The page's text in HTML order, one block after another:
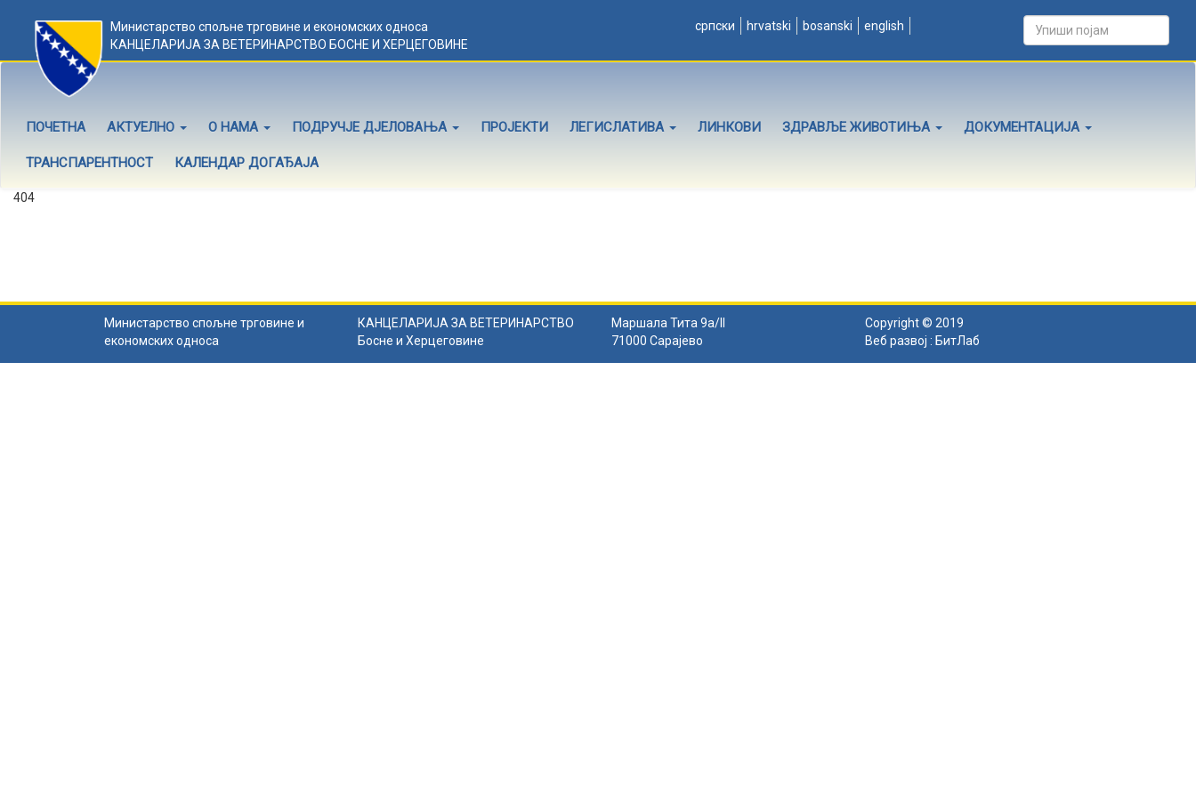
Министарство спољне трговине и економских односа
КАНЦЕЛАРИЈА ЗА ВЕТЕРИНАРСТВО БОСНЕ И ХЕРЦЕГОВИНЕ
српски hrvatski bosanski english
ПОЧЕТНА АКТУЕЛНО О НАМА ПОДРУЧЈЕ ДЈЕЛОВАЊА ПРОЈЕКТИ ЛЕГИСЛАТИВА ЛИНКОВИ ЗДРАВЉЕ ЖИВОТИЊА ДОКУМЕНТАЦИЈА
ТРАНСПАРЕНТНОСТ КАЛЕНДАР ДОГАЂАЈА
404
Министарство спољне трговине и
економских односа
КАНЦЕЛАРИЈА ЗА ВЕТЕРИНАРСТВО
Босне и Херцеговине
Маршала Тита 9а/II
71000 Сарајево
Copyright © 2019
Веб развој : БитЛаб